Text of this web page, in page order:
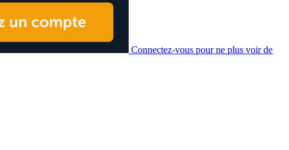
Connectez-vous pour ne plus voir de